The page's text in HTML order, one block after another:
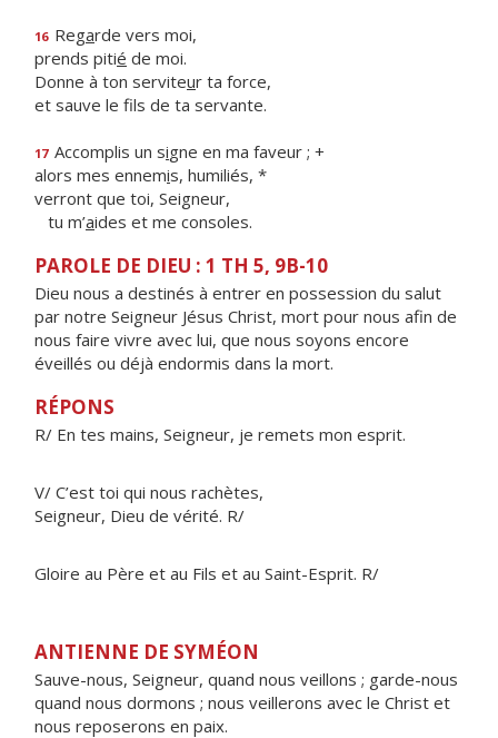
16 Regarde vers moi,
prends pitié de moi.
Donne à ton serviteur ta force,
et sauve le fls de ta servante.
17 Accomplis un signe en ma faveur ; +
alors mes ennemis, humiliés, *
verront que toi, Seigneur,
tu m’aides et me consoles.
PAROLE DE DIEU : 1 TH 5, 9B-10
Dieu nous a destinés à entrer en possession du salut
par notre Seigneur Jésus Christ, mort pour nous afin de
nous faire vivre avec lui, que nous soyons encore
éveillés ou déjà endormis dans la mort.
RÉPONS
R/ En tes mains, Seigneur, je remets mon esprit.
V/ C’est toi qui nous rachètes,
Seigneur, Dieu de vérité. R/
Gloire au Père et au Fils et au Saint-Esprit. R/
ANTIENNE DE SYMÉON
Sauve-nous, Seigneur, quand nous veillons ; garde-nous
quand nous dormons ; nous veillerons avec le Christ et
nous reposerons en paix.